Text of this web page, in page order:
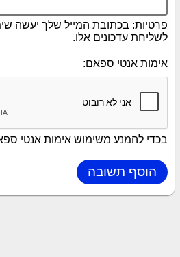
פרטיות: בכתובת המייל שלך יעשה
לשליחת עדכונים אלו.
אימות אנטי ספאם:
בכדי להמנע משימוש אימות אנטי